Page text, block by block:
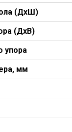
(ДхШ)
(ДхВ)
упора
мм